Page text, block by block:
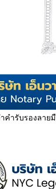
คำรับรองลาย